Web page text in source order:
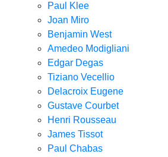
Paul Klee
Joan Miro
Benjamin West
Amedeo Modigliani
Edgar Degas
Tiziano Vecellio
Delacroix Eugene
Gustave Courbet
Henri Rousseau
James Tissot
Paul Chabas